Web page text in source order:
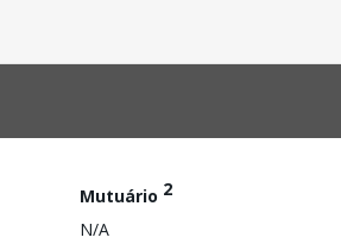
Mutuário 2
N/A